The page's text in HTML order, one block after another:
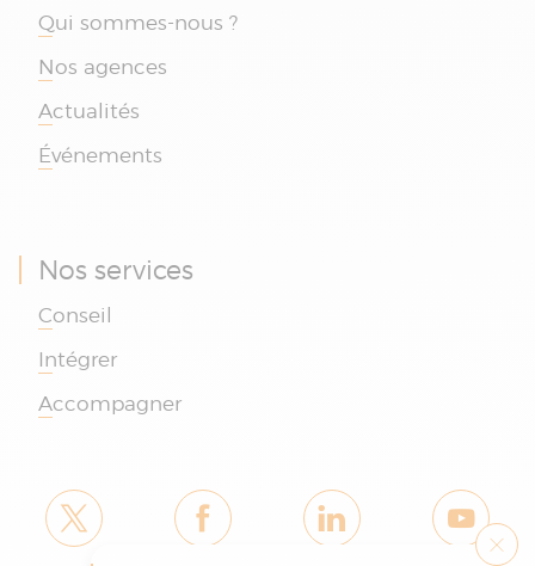
Qui sommes-nous ?
Nos agences
Actualités
Événements
Nos services
Conseil
Intégrer
Accompagner